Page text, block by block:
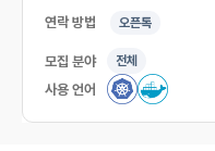
연락 방법 오픈톡
모집 분야 전체
사용 언어